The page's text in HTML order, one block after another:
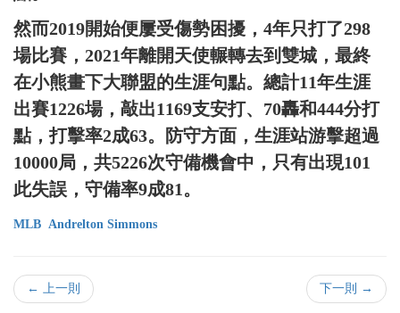
然而2019開始便屢受傷勢困擾，4年只打了298
場比賽，2021年離開天使輾轉去到雙城，最終
在小熊畫下大聯盟的生涯句點。總計11年生涯
出賽1226場，敲出1169支安打、70轟和444分打
點，打擊率2成63。防守方面，生涯站游擊超過
10000局，共5226次守備機會中，只有出現101
此失誤，守備率9成81。
MLB Andrelton Simmons
← 上一則 下一則 →